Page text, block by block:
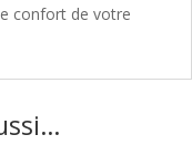
confort de votre